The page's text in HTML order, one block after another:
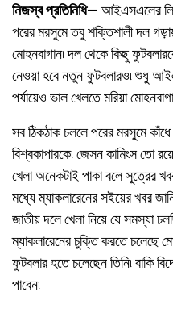
নিজস্ব প্রতিনিধি— আইএসএলের
পরের মরসুমে তবু শক্তিশালী দল
মোহনবাগান৷ দল থেকে কিছু
নেওয়া হবে নতুন ফুটবলারও৷ শুধু
পর্যায়েও ভাল খেলতে মরিয়া
সব ঠিকঠাক চললে পরের মরসুমে কাঁধে
বিশ্বকাপারকে৷ জেসন কামিংস তো
খেলা অনেকটাই পাকা বলে সূত্রের
মধ্যে ম্যাকলারেনের সইয়ের খবর
জাতীয় দলে খেলা নিয়ে যে সমস্যা
ম্যাকলারেনের চুক্তি করতে চলেছে
ফুটবলার হতে চলেছেন তিনি৷ বাকি
পাবেন৷